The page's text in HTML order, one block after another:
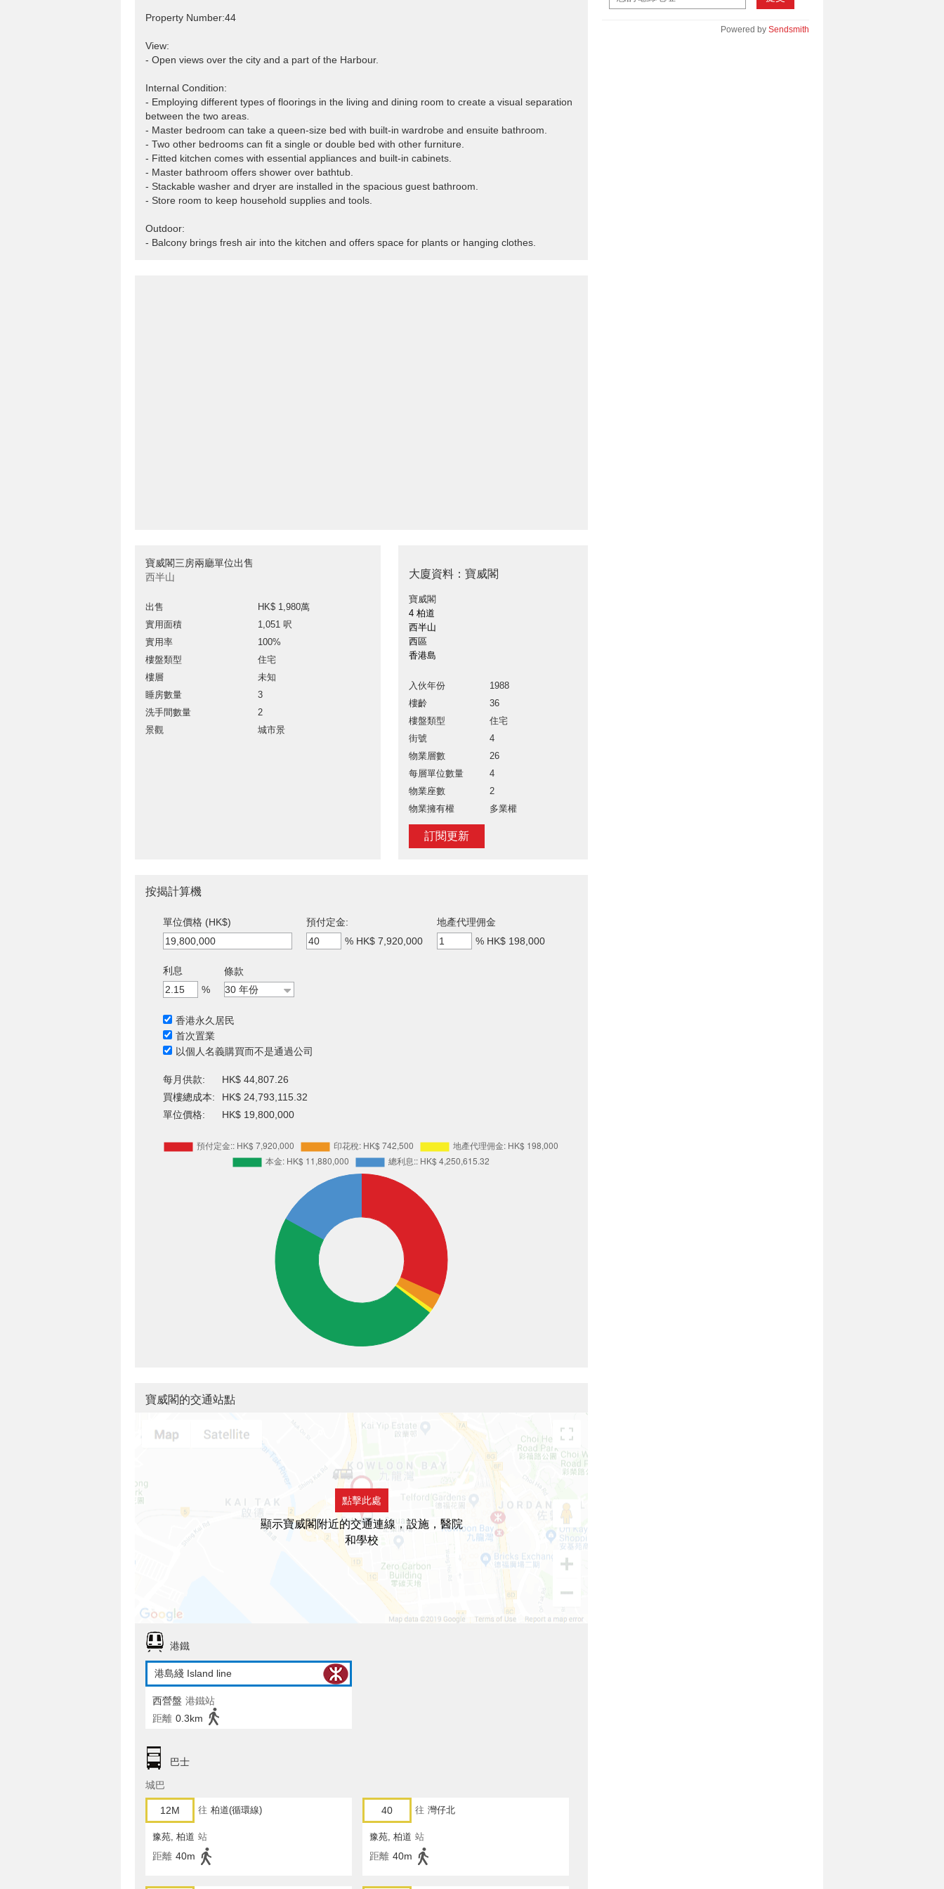
Property Number:44
View:
- Open views over the city and a part of the Harbour.
Internal Condition:
- Employing different types of floorings in the living and dining room to create a visual separation
between the two areas.
- Master bedroom can take a queen-size bed with built-in wardrobe and ensuite bathroom.
- Two other bedrooms can fit a single or double bed with other furniture.
- Fitted kitchen comes with essential appliances and built-in cabinets.
- Master bathroom offers shower over bathtub.
- Stackable washer and dryer are installed in the spacious guest bathroom.
- Store room to keep household supplies and tools.
Outdoor:
- Balcony brings fresh air into the kitchen and offers space for plants or hanging clothes.
寶威閣三房兩廳單位出售
西半山
出售
HK$ 1,980萬
實用面積
1,051 呎
實用率
100%
樓盤類型
住宅
樓層
未知
睡房數量
3
洗手間數量
2
景觀
城市景
大廈資料：寶威閣
寶威閣
4 柏道
西半山
西區
香港島
入伙年份
1988
樓齡
36
樓盤類型
住宅
街號
4
物業層數
26
每層單位數量
4
物業座數
2
物業擁有權
多業權
訂閱更新
Powered by Sendsmith
按揭計算機
單位價格 (HK$)
預付定金:
% HK$ 7,920,000
地產代理佣金
% HK$ 198,000
利息
%
條款
香港永久居民
首次置業
以個人名義購買而不是通過公司
每月供款:
HK$ 44,807.26
買樓總成本:
HK$ 24,793,115.32
單位價格:
HK$ 19,800,000
寶威閣的交通站點
點擊此處
顯示寶威閣附近的交通連線，設施，醫院
和學校
港鐵
港島綫 Island line
西營盤 港鐵站
距離 0.3km
巴士
城巴
12M 往 柏道(循環線)
豫苑, 柏道 站
距離 40m
40 往 灣仔北
豫苑, 柏道 站
距離 40m